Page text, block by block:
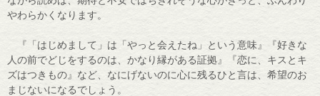
やわらかくなります。
『「はじめまして」は「やっと会えたね」という意味』『好きな
人の前でどじをするのは、かなり縁がある証拠』『恋に、キスとキ
ズはつきもの』など、なにげないのに心に残るひと言は、希望のお
まじないになるでしょう。